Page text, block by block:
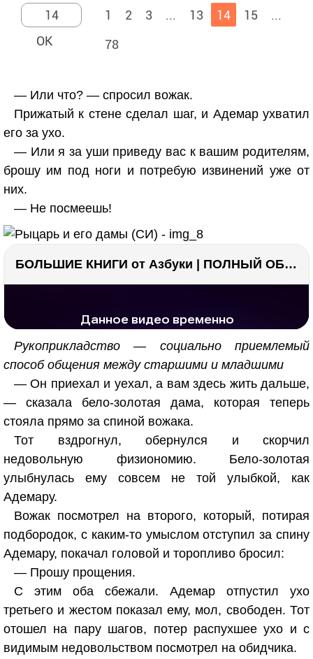
1 2 3 ... 13 14 15
...
78
— Или что? — спросил вожак.
Прижатый к стене сделал шаг, и Адемар ухватил
его за ухо.
— Или я за уши приведу вас к вашим родителям,
брошу им под ноги и потребую извинений уже от
них.
— Не посмеешь!
БОЛЬШИЕ КНИГИ от Азбуки | ПОЛНЫЙ ОБЗОР | Моя коллекция 20+ книг ??
Рукоприкладство — социально приемлемый
способ общения между старшими и младшими
— Он приехал и уехал, а вам здесь жить дальше,
— сказала бело-золотая дама, которая теперь
стояла прямо за спиной вожака.
Тот вздрогнул, обернулся и скорчил
недовольную физиономию. Бело-золотая
улыбнулась ему совсем не той улыбкой, как
Адемару.
Вожак посмотрел на второго, который, потирая
подбородок, с каким-то умыслом отступил за спину
Адемару, покачал головой и торопливо бросил:
— Прошу прощения.
С этим оба сбежали. Адемар отпустил ухо
третьего и жестом показал ему, мол, свободен. Тот
отошел на пару шагов, потер распухшее ухо и с
видимым недовольством посмотрел на обидчика.